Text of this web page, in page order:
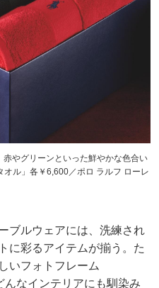
やグリーンといった鮮やかな色合い
ル」各￥6,600／ポロ ラルフ ローレ
ブルウェアには、洗練され
に彩るアイテムが揃う。た
いフォトフレーム
んなインテリアにも馴染み